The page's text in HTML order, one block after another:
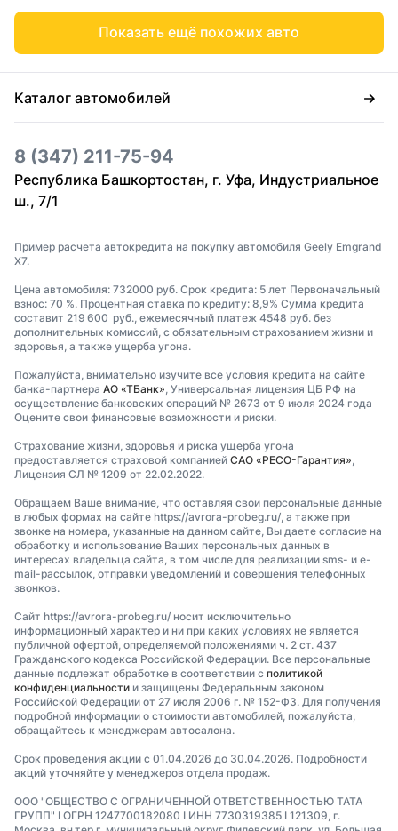
Показать ещё похожих авто
Каталог автомобилей
8 (347) 211-75-94
Республика Башкортостан, г. Уфа, Индустриальное
ш., 7/1
Пример расчета автокредита на покупку автомобиля Geely Emgrand
X7.
Цена автомобиля: 732000 руб. Срок кредита: 5 лет Первоначальный
взнос: 70 %. Процентная ставка по кредиту: 8,9% Сумма кредита
составит 219 600 руб., ежемесячный платеж 4548 руб. без
дополнительных комиссий, с обязательным страхованием жизни и
здоровья, а также ущерба угона.
Пожалуйста, внимательно изучите все условия кредита на сайте
банка-партнера АО «ТБанк», Универсальная лицензия ЦБ РФ на
осуществление банковских операций № 2673 от 9 июля 2024 года
Оцените свои финансовые возможности и риски.
Страхование жизни, здоровья и риска ущерба угона
предоставляется страховой компанией САО «РЕСО-Гарантия»,
Лицензия СЛ № 1209 от 22.02.2022.
Обращаем Ваше внимание, что оставляя свои персональные данные
в любых формах на сайте https://avrora-probeg.ru/, а также при
звонке на номера, указанные на данном сайте, Вы даете согласие на
обработку и использование Ваших персональных данных в
интересах владельца сайта, в том числе для реализации sms- и e-
mail-рассылок, отправки уведомлений и совершения телефонных
звонков.
Сайт https://avrora-probeg.ru/ носит исключительно
информационный характер и ни при каких условиях не является
публичной офертой, определяемой положениями ч. 2 ст. 437
Гражданского кодекса Российской Федерации. Все персональные
данные подлежат обработке в соответствии с политикой
конфиденциальности и защищены Федеральным законом
Российской Федерации от 27 июля 2006 г. № 152-ФЗ. Для получения
подробной информации о стоимости автомобилей, пожалуйста,
обращайтесь к менеджерам автосалона.
Срок проведения акции с 01.04.2026 до 30.04.2026. Подробности
акций уточняйте у менеджеров отдела продаж.
ООО "ОБЩЕСТВО С ОГРАНИЧЕННОЙ ОТВЕТСТВЕННОСТЬЮ ТАТА
ГРУПП" I ОГРН 1247700182080 I ИНН 7730319385 I 121309, г.